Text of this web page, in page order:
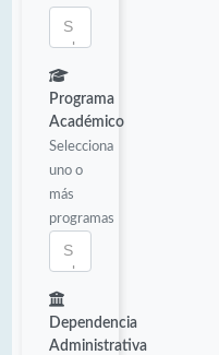
Programa
Académico
Selecciona
uno o
más
programas
Dependencia
Administrativa